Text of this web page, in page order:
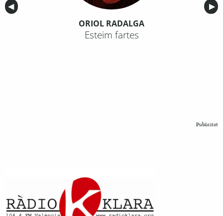
Anterior
◀︎ ▶︎
ORIOL RADALGA
Esteim fartes
Publicitat